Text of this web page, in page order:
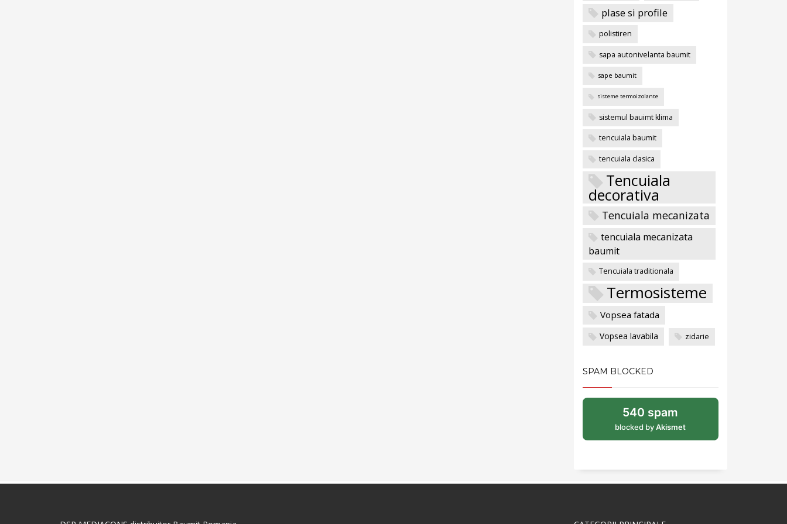
plase si profile
polistiren
sapa autonivelanta baumit
sape baumit
sisteme termoizolante
sistemul bauimt klima
tencuiala baumit
tencuiala clasica
Tencuiala
decorativa
Tencuiala mecanizata
tencuiala mecanizata
baumit
Tencuiala traditionala
Termosisteme
Vopsea fatada
Vopsea lavabila zidarie
SPAM BLOCKED
540 spam
blocked byAkismet